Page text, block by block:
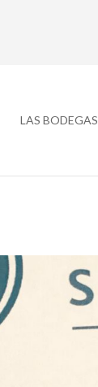
LAS BODEGAS